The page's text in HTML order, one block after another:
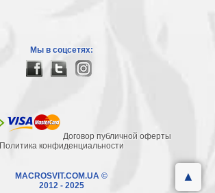
Мы в соцсетях:
Договор публичной оферты
Политика конфиденциальности
MACROSVIT.COM.UA ©
2012 - 2025
▲